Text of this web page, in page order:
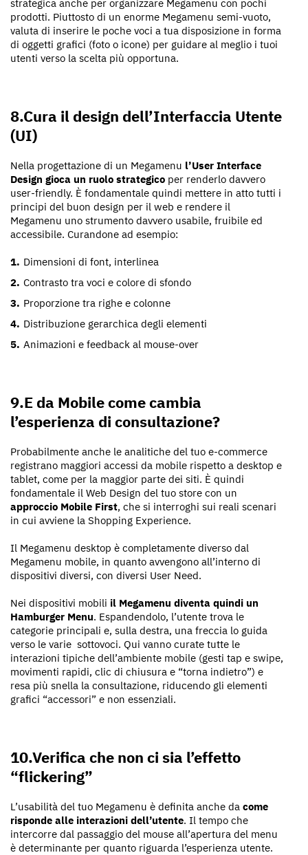
strategica anche per organizzare Megamenu con pochi
prodotti. Piuttosto di un enorme Megamenu semi-vuoto,
valuta di inserire le poche voci a tua disposizione in forma
di oggetti grafici (foto o icone) per guidare al meglio i tuoi
utenti verso la scelta più opportuna.
8.Cura il design dell’Interfaccia Utente
(UI)
Nella progettazione di un Megamenu l’User Interface
Design gioca un ruolo strategico per renderlo davvero
user-friendly. È fondamentale quindi mettere in atto tutti i
principi del buon design per il web e rendere il
Megamenu uno strumento davvero usabile, fruibile ed
accessibile. Curandone ad esempio:
Dimensioni di font, interlinea
Contrasto tra voci e colore di sfondo
Proporzione tra righe e colonne
Distribuzione gerarchica degli elementi
Animazioni e feedback al mouse-over
9.E da Mobile come cambia
l’esperienza di consultazione?
Probabilmente anche le analitiche del tuo e-commerce
registrano maggiori accessi da mobile rispetto a desktop e
tablet, come per la maggior parte dei siti. È quindi
fondamentale il Web Design del tuo store con un
approccio Mobile First, che si interroghi sui reali scenari
in cui avviene la Shopping Experience.
Il Megamenu desktop è completamente diverso dal
Megamenu mobile, in quanto avvengono all’interno di
dispositivi diversi, con diversi User Need.
Nei dispositivi mobili il Megamenu diventa quindi un
Hamburger Menu. Espandendolo, l’utente trova le
categorie principali e, sulla destra, una freccia lo guida
verso le varie sottovoci. Qui vanno curate tutte le
interazioni tipiche dell’ambiente mobile (gesti tap e swipe,
movimenti rapidi, clic di chiusura e “torna indietro”) e
resa più snella la consultazione, riducendo gli elementi
grafici “accessori” e non essenziali.
10.Verifica che non ci sia l’effetto
“flickering”
L’usabilità del tuo Megamenu è definita anche da come
risponde alle interazioni dell’utente. Il tempo che
intercorre dal passaggio del mouse all’apertura del menu
è determinante per quanto riguarda l’esperienza utente.